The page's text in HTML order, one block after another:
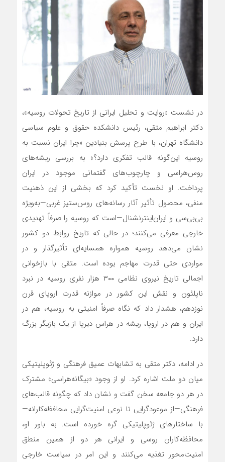
در نشست «روایت و تحلیل ایرانی از تاریخ تحولات روسیه»،
دکتر ابراهیم متقی، رئیس دانشکده حقوق و علوم سیاسی
دانشگاه تهران، با طرح پرسش بنیادین «چرا ایران نسبت به
روسیه این‌گونه قالب تفکری دارد؟» به بررسی ریشه‌های
روس‌هراسی و چارچوب‌های گفتمانی موجود در ایران
پرداخت. او نخست تأکید کرد که بخشی از این ذهنیت
منفی، محصول تأثیر آثار رسانه‌های روس‌ستیز غربی—به‌ویژه
بی‌بی‌سی و ایران‌‌اینترنشنال—است که روسیه را صرفاً تهدیدی
خارجی معرفی می‌کنند؛ در حالی که تاریخ روابط دو کشور
نشان می‌دهد روسیه همواره همسایه‌ای تأثیرگذار و در
مواردی حتی قدرت مهاجم بوده است. متقی با بازخوانی
اجمالی تاریخ نیروی نظامی ۳۰۰ هزار نفری روسیه در نبرد
ناپلئون و نقش این کشور در موازنه قدرت اروپای قرن
نوزدهم، هشدار داد که نگاه صرفاً امنیتی به روسیه، هم در
ایران و هم در اروپا، ریشه در هراس دیرپا از یک بازیگر بزرگ
دارد.
در ادامه، دکتر متقی به تشابهات عمیق فرهنگی و ژئوپلیتیکی
میان دو ملت اشاره کرد. او از وجود «بیگانه‌هراسی» مشترک
در هر دو جامعه سخن گفت و نشان داد که چگونه قالب‌های
فرهنگی—از موعودگرایی تا نوعی امنیت‌گرایی محافظه‌کارانه—
با ساختارهای ژئوپلیتیکی گره خورده است. به باور او،
محافظه‌کاران روسی و ایرانی هر دو از همین منطق
امنیت‌محور تغذیه می‌کنند و این امر در سیاست خارجی